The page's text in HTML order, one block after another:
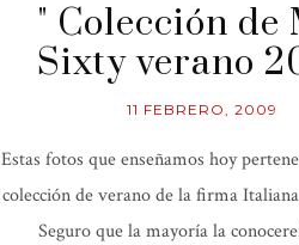
" Colección de
Sixty verano
11 FEBRERO, 2009
Estas fotos que enseñamos hoy
colección de verano de la firma
Seguro que la mayoría la